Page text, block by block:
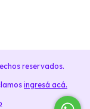
reservados.
ingresá acá.